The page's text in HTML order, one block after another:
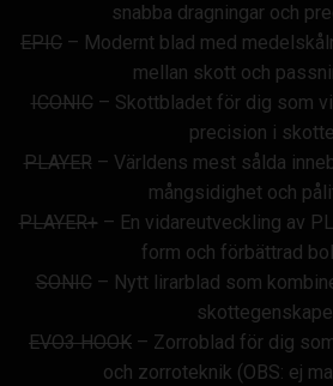
snabba dragningar och
EPIC – Modernt blad med
mellan skott och
ICONIC – Skottbladet för dig som
precision i
PLAYER – Världens mest sålda
mångsidighet och
PLAYER+ – En vidareutveckling av
form och förbättrad
SONIC – Nytt lirarblad som
EVO3 HOOK – Zorroblad för dig
och zorroteknik (OBS: ej